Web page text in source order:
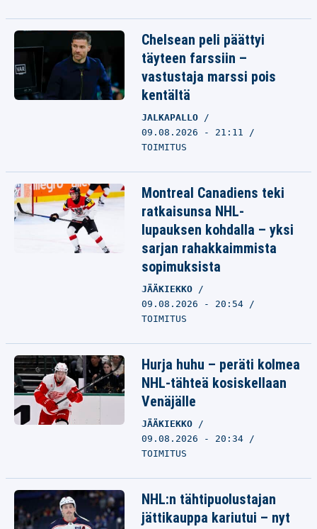
Chelsean peli päättyi
täyteen farssiin –
vastustaja marssi pois
kentältä
JALKAPALLO
09.08.2026 - 21:11
TOIMITUS
Montreal Canadiens teki
ratkaisunsa NHL-
lupauksen kohdalla – yksi
sarjan rahakkaimmista
sopimuksista
JÄÄKIEKKO
09.08.2026 - 20:54
TOIMITUS
Hurja huhu – peräti kolmea
NHL-tähteä kosiskellaan
Venäjälle
JÄÄKIEKKO
09.08.2026 - 20:34
TOIMITUS
NHL:n tähtipuolustajan
jättikauppa kariutui – nyt